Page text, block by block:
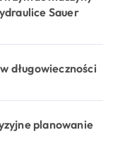
Sauer
długowieczności
planowanie